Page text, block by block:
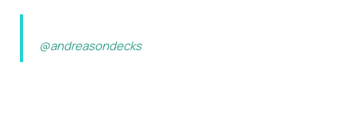
@andreasondecks